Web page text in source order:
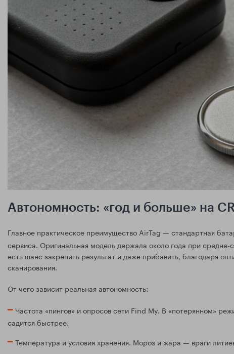
Автономность: «год и больше» на
Главное практическое преимущество AirTag — стандартная
сервиса. Оригинальная модель держала около года при
есть шанс закрепить результат и даже прибавить, благодаря
сканирования.
От чего зависит реальная автономность:
Частота «пингов» и опросов сети Find My. В «потерянном»
садится быстрее.
Температура и условия хранения. Мороз и жара — враги